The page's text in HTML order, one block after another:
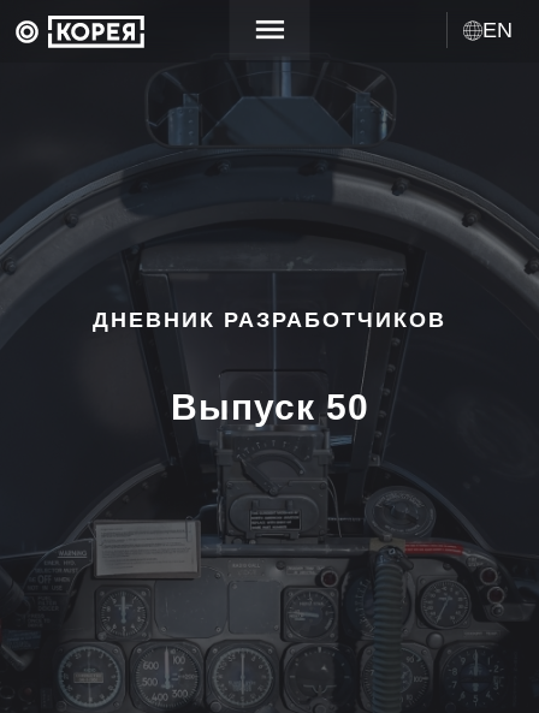
EN
ДНЕВНИК РАЗРАБОТЧИКОВ
Выпуск 50